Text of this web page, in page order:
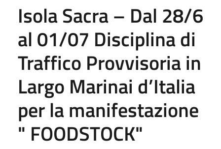
Isola Sacra – Dal 28/6
al 01/07 Disciplina di
Traffico Provvisoria in
Largo Marinai d’Italia
per la manifestazione
" FOODSTOCK"